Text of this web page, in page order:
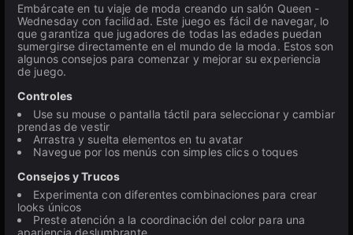
Embárcate en tu viaje de moda creando un salón Queen -
Wednesday con facilidad. Este juego es fácil de navegar, lo
que garantiza que jugadores de todas las edades puedan
sumergirse directamente en el mundo de la moda. Estos son
algunos consejos para comenzar y mejorar su experiencia
de juego.
Controles
Use su mouse o pantalla táctil para seleccionar y cambiar
prendas de vestir
Arrastra y suelta elementos en tu avatar
Navegue por los menús con simples clics o toques
Consejos y Trucos
Experimenta con diferentes combinaciones para crear
looks únicos
Preste atención a la coordinación del color para una
apariencia deslumbrante